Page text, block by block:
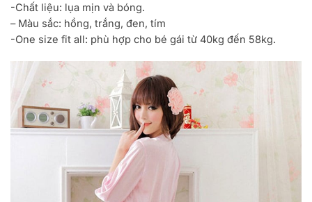
-Chất liệu: lụa mịn và bóng.
– Màu sắc: hồng, trắng, đen, tím
-One size fit all: phù hợp cho bé gái từ 40kg đến 58kg.